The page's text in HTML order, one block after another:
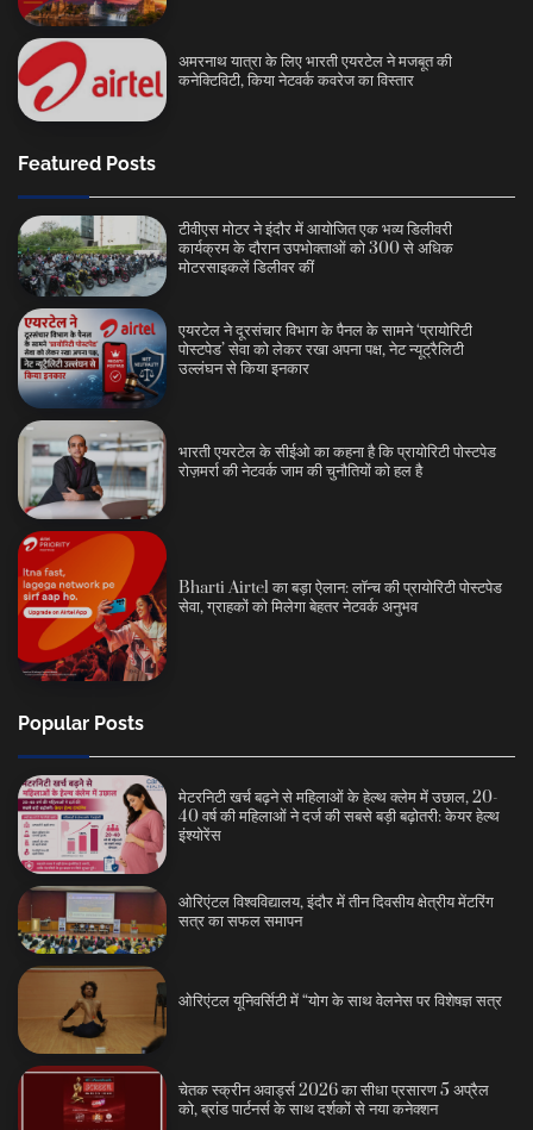
अमरनाथ यात्रा के लिए भारती एयरटेल ने मजबूत की
कनेक्टिविटी, किया नेटवर्क कवरेज का विस्तार
Featured Posts
टीवीएस मोटर ने इंदौर में आयोजित एक भव्य डिलीवरी
कार्यक्रम के दौरान उपभोक्ताओं को 300 से अधिक
मोटरसाइकलें डिलीवर कीं
एयरटेल ने दूरसंचार विभाग के पैनल के सामने ‘प्रायोरिटी
पोस्टपेड’ सेवा को लेकर रखा अपना पक्ष, नेट न्यूट्रैलिटी
उल्लंघन से किया इनकार
भारती एयरटेल के सीईओ का कहना है कि प्रायोरिटी पोस्टपेड
रोज़मर्रा की नेटवर्क जाम की चुनौतियों को हल है
Bharti Airtel का बड़ा ऐलान: लॉन्च की प्रायोरिटी पोस्टपेड
सेवा, ग्राहकों को मिलेगा बेहतर नेटवर्क अनुभव
Popular Posts
मेटरनिटी खर्च बढ़ने से महिलाओं के हेल्थ क्लेम में उछाल, 20-
40 वर्ष की महिलाओं ने दर्ज की सबसे बड़ी बढ़ोतरी: केयर हेल्थ
इंश्योरेंस
ओरिएंटल विश्वविद्यालय, इंदौर में तीन दिवसीय क्षेत्रीय मेंटरिंग
सत्र का सफल समापन
ओरिएंटल यूनिवर्सिटी में “योग के साथ वेलनेस पर विशेषज्ञ सत्र
चेतक स्क्रीन अवार्ड्स 2026 का सीधा प्रसारण 5 अप्रैल
को, ब्रांड पार्टनर्स के साथ दर्शकों से नया कनेक्शन